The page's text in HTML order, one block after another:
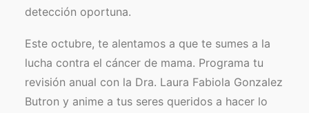
detección oportuna.
Este octubre, te alentamos a que te sumes a la
lucha contra el cáncer de mama. Programa tu
revisión anual con la Dra. Laura Fabiola Gonzalez
Butron y anime a tus seres queridos a hacer lo